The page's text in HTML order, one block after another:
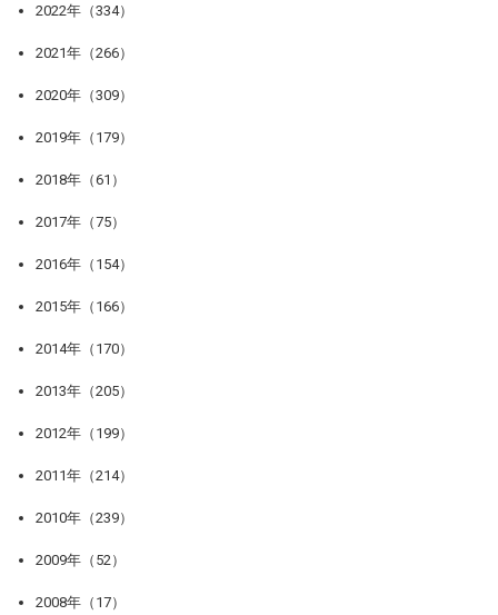
2022年（334）
2021年（266）
2020年（309）
2019年（179）
2018年（61）
2017年（75）
2016年（154）
2015年（166）
2014年（170）
2013年（205）
2012年（199）
2011年（214）
2010年（239）
2009年（52）
2008年（17）